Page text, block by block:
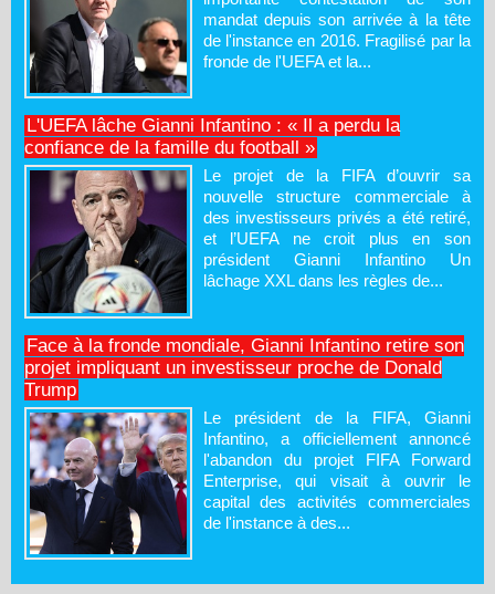
mandat depuis son arrivée à la tête
de l'instance en 2016. Fragilisé par la
fronde de l'UEFA et la...
L'UEFA lâche Gianni Infantino : « Il a perdu la
confiance de la famille du football »
Le projet de la FIFA d’ouvrir sa
nouvelle structure commerciale à
des investisseurs privés a été retiré,
et l’UEFA ne croit plus en son
président Gianni Infantino Un
lâchage XXL dans les règles de...
Face à la fronde mondiale, Gianni Infantino retire son
projet impliquant un investisseur proche de Donald
Trump
Le président de la FIFA, Gianni
Infantino, a officiellement annoncé
l'abandon du projet FIFA Forward
Enterprise, qui visait à ouvrir le
capital des activités commerciales
de l'instance à des...